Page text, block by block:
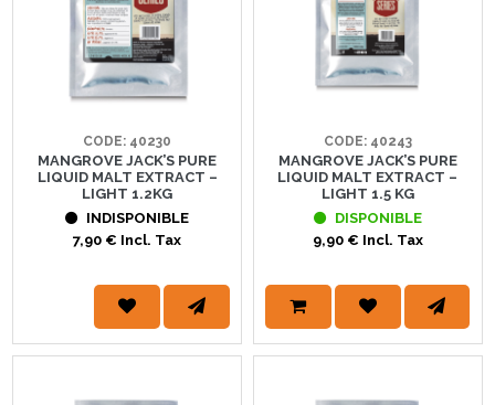
CODE: 40230
MANGROVE JACK’S PURE
LIQUID MALT EXTRACT –
LIGHT 1.2KG
INDISPONIBLE
7,90 € Incl. Tax
CODE: 40243
MANGROVE JACK’S PURE
LIQUID MALT EXTRACT –
LIGHT 1.5 KG
DISPONIBLE
9,90 € Incl. Tax